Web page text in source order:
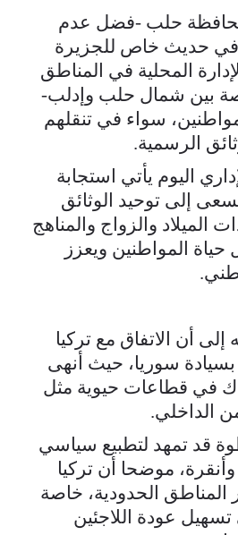
حلب -فضل عدم
حديث خاص للجزيرة
المحلية في المناطق
بين شمال حلب وإدلب-
سواء في تنقلهم
الرسمية.
اليوم يأتي استجابة
إلى توحيد الوثائق
الميلاد والزواج والمناهج
حياة المواطنين ويعزز
أن الاتفاق مع تركيا
سوريا، حيث أنهى
في قطاعات حيوية مثل
الداخلي.
قد تمهد لتطبيع سياسي
موضحا أن تركيا
المناطق الحدودية، خاصة
تسهيل عودة اللاجئين